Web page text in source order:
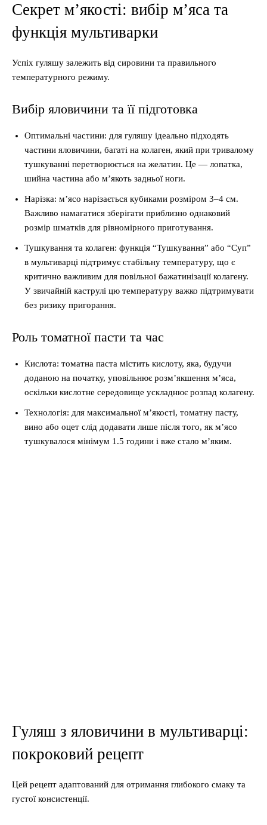
Секрет м’якості: вибір м’яса та
функція мультиварки
Успіх гуляшу залежить від сировини та правильного
температурного режиму.
Вибір яловичини та її підготовка
Оптимальні частини: для гуляшу ідеально підходять
частини яловичини, багаті на колаген, який при тривалому
тушкуванні перетворюється на желатин. Це — лопатка,
шийна частина або м’якоть задньої ноги.
Нарізка: м’ясо нарізається кубиками розміром 3–4 см.
Важливо намагатися зберігати приблизно однаковий
розмір шматків для рівномірного приготування.
Тушкування та колаген: функція “Тушкування” або “Суп”
в мультиварці підтримує стабільну температуру, що є
критично важливим для повільної бажатинізації колагену.
У звичайній каструлі цю температуру важко підтримувати
без ризику пригорання.
Роль томатної пасти та час
Кислота: томатна паста містить кислоту, яка, будучи
доданою на початку, уповільнює розм’якшення м’яса,
оскільки кислотне середовище ускладнює розпад колагену.
Технологія: для максимальної м’якості, томатну пасту,
вино або оцет слід додавати лише після того, як м’ясо
тушкувалося мінімум 1.5 години і вже стало м’яким.
Гуляш з яловичини в мультиварці:
покроковий рецепт
Цей рецепт адаптований для отримання глибокого смаку та
густої консистенції.